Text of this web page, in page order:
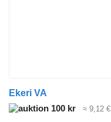
Ekeri VA
100 kr
≈ 9,12 €